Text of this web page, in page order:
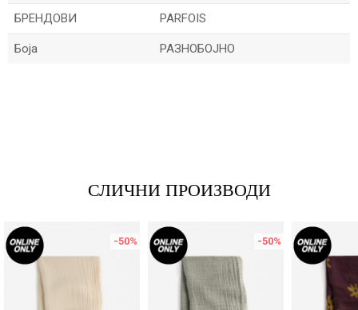
БРЕНДОВИ PARFOIS
Боја РАЗНОБОЈНО
Порака
СЛИЧНИ ПРОИЗВОДИ
-50% -50%